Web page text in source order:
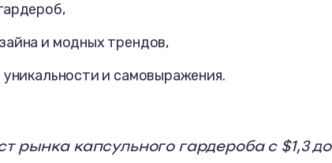
и модных трендов,
и самовыражения.
рынка капсульного гардероба с $1,3 до